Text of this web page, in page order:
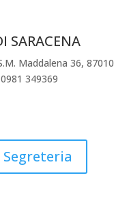
SARACENA
Maddalena 36, 87010
349369
Segreteria